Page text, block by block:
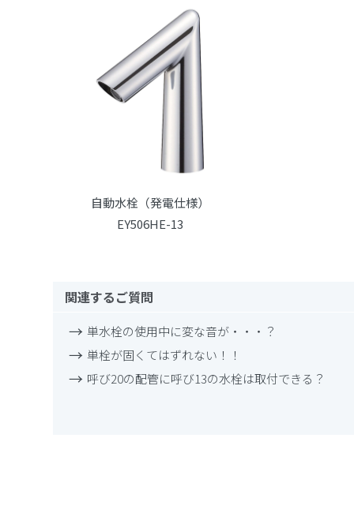
自動水栓（発電仕様）
EY506HE-13
関連するご質問
単水栓の使用中に変な音が・・・？
単栓が固くてはずれない！！
呼び20の配管に呼び13の水栓は取付できる？